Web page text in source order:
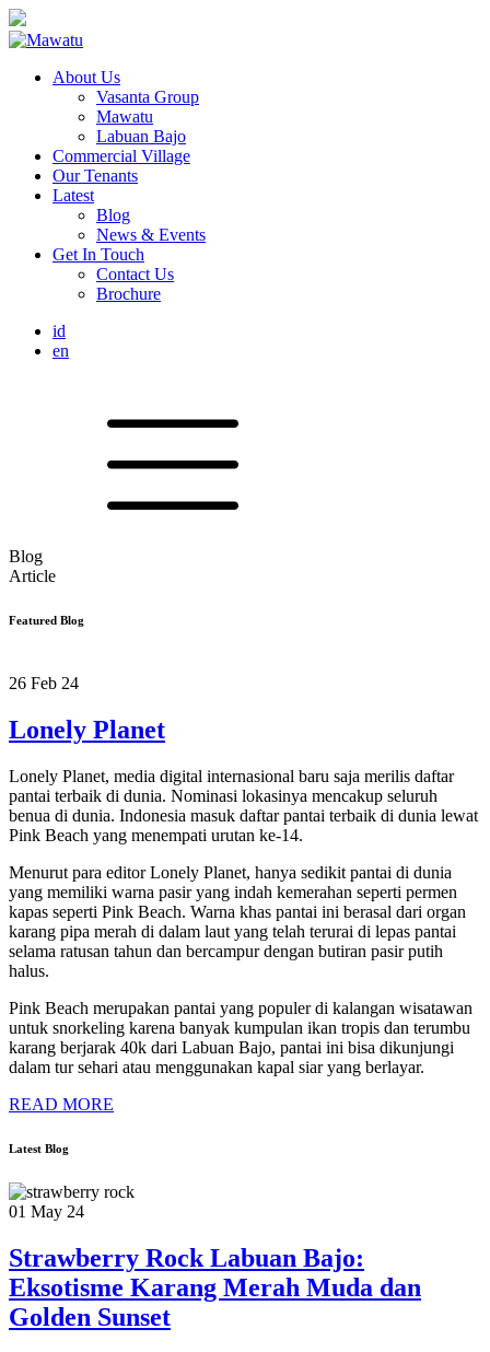
About Us
Vasanta Group
Mawatu
Labuan Bajo
Commercial Village
Our Tenants
Latest
Blog
News & Events
Get In Touch
Contact Us
Brochure
id
en
Blog
Article
Featured Blog
26 Feb 24
Lonely Planet
Lonely Planet, media digital internasional baru saja merilis daftar
pantai terbaik di dunia. Nominasi lokasinya mencakup seluruh
benua di dunia. Indonesia masuk daftar pantai terbaik di dunia lewat
Pink Beach yang menempati urutan ke-14.
Menurut para editor Lonely Planet, hanya sedikit pantai di dunia
yang memiliki warna pasir yang indah kemerahan seperti permen
kapas seperti Pink Beach. Warna khas pantai ini berasal dari organ
karang pipa merah di dalam laut yang telah terurai di lepas pantai
selama ratusan tahun dan bercampur dengan butiran pasir putih
halus.
Pink Beach merupakan pantai yang populer di kalangan wisatawan
untuk snorkeling karena banyak kumpulan ikan tropis dan terumbu
karang berjarak 40k dari Labuan Bajo, pantai ini bisa dikunjungi
dalam tur sehari atau menggunakan kapal siar yang berlayar.
READ MORE
Latest Blog
01 May 24
Strawberry Rock Labuan Bajo:
Eksotisme Karang Merah Muda dan
Golden Sunset